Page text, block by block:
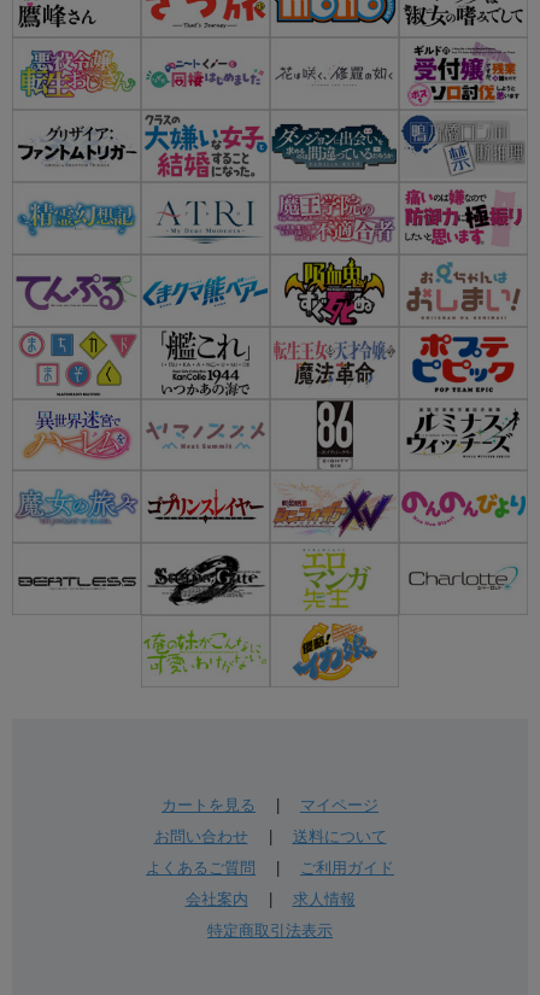
カートを見る
マイページ
お問い合わせ| 送料について
よくあるご質問
ご利用ガイド
会社案内
求人情報
特定商取引法表示